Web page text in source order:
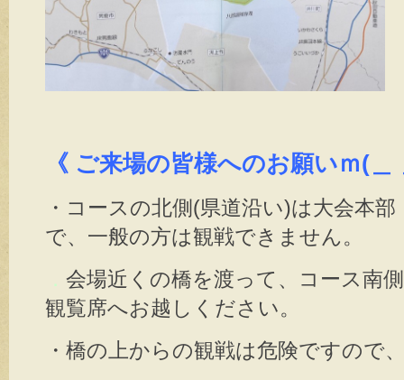
《 ご来場の皆様へのお願いｍ(＿
・コースの北側(県道沿い)は大会本
で、一般の方は観戦できません。
． 会場近くの橋を渡って、コース南
観覧席へお越しください。
・橋の上からの観戦は危険ですので